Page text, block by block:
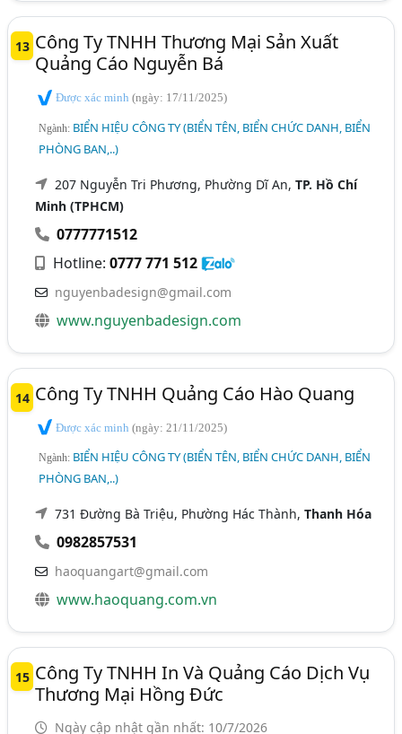
13 Công Ty TNHH Thương Mại Sản Xuất
Quảng Cáo Nguyễn Bá
Được xác minh(ngày: 17/11/2025)
Ngành: BIỂN HIỆU CÔNG TY (BIỂN TÊN, BIỂN CHỨC DANH, BIỂN
PHÒNG BAN,..)
207 Nguyễn Tri Phương, Phường Dĩ An,TP. Hồ Chí
Minh (TPHCM)
0777771512
Hotline:0777 771 512
nguyenbadesign@gmail.com
www.nguyenbadesign.com
14 Công Ty TNHH Quảng Cáo Hào Quang
Được xác minh(ngày: 21/11/2025)
Ngành: BIỂN HIỆU CÔNG TY (BIỂN TÊN, BIỂN CHỨC DANH, BIỂN
PHÒNG BAN,..)
731 Đường Bà Triệu, Phường Hác Thành,Thanh Hóa
0982857531
haoquangart@gmail.com
www.haoquang.com.vn
15 Công Ty TNHH In Và Quảng Cáo Dịch Vụ
Thương Mại Hồng Đức
Ngày cập nhật gần nhất: 10/7/2026